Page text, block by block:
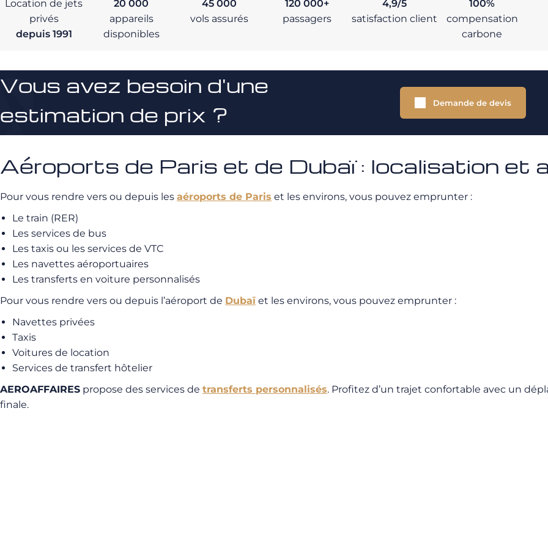
Location de jets
privés
depuis 1991
20 000
appareils
disponibles
45 000
vols assurés
120 000+
passagers
4,9/5
satisfaction client
100%
compensation
carbone
Vous avez besoin d'une
estimation de prix ?
Demande de devis
Aéroports de Paris et de Dubaï : localisation et
Pour vous rendre vers ou depuis les aéroports de Paris et les environs, vous pouvez emprunter :
Le train (RER)
Les services de bus
Les taxis ou les services de VTC
Les navettes aéroportuaires
Les transferts en voiture personnalisés
Pour vous rendre vers ou depuis l’aéroport de Dubaï et les environs, vous pouvez emprunter :
Navettes privées
Taxis
Voitures de location
Services de transfert hôtelier
AEROAFFAIRES propose des services de transferts personnalisés. Profitez d’un trajet confortable avec un
finale.